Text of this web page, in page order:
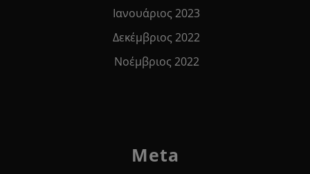
Ιανουάριος 2023
Δεκέμβριος 2022
Νοέμβριος 2022
Meta